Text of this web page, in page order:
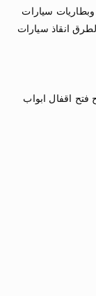
الطريق 50805535 خدمة الطرق انقاذ سيارات
50805535 فني مفاتيح فتح اقفال ابواب